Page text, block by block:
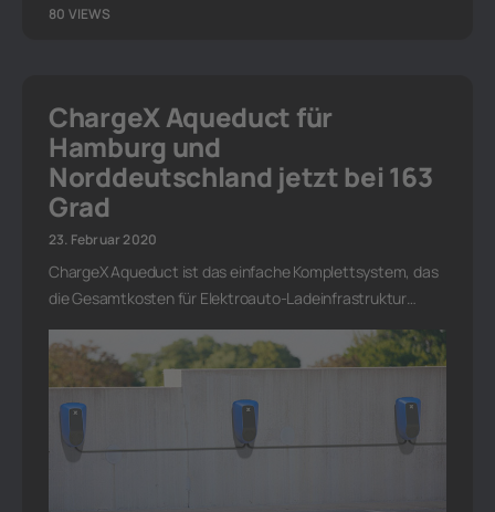
80 VIEWS
ChargeX Aqueduct für
Hamburg und
Norddeutschland jetzt bei 163
Grad
23. Februar 2020
ChargeX Aqueduct ist das einfache Komplettsystem, das
die Gesamtkosten für Elektroauto-Ladeinfrastruktur…